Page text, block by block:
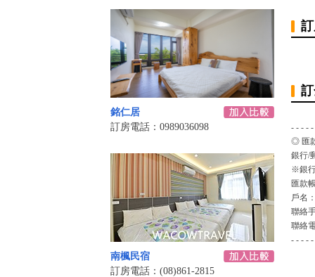
銘仁居
訂房電話：0989036098
南楓民宿
訂房電話：(08)861-2815
- - - -
◎ 匯
銀行/
※銀
匯款
戶名
聯絡
聯絡
- - - -